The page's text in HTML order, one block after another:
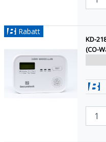
Rabatt
KD-
(CO-